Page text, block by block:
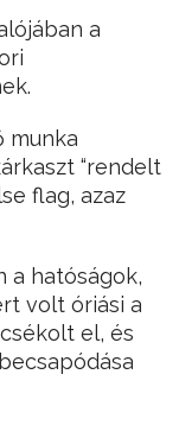
a
munka
“rendelt
flag, azaz
a hatóságok,
volt óriási a
el, és